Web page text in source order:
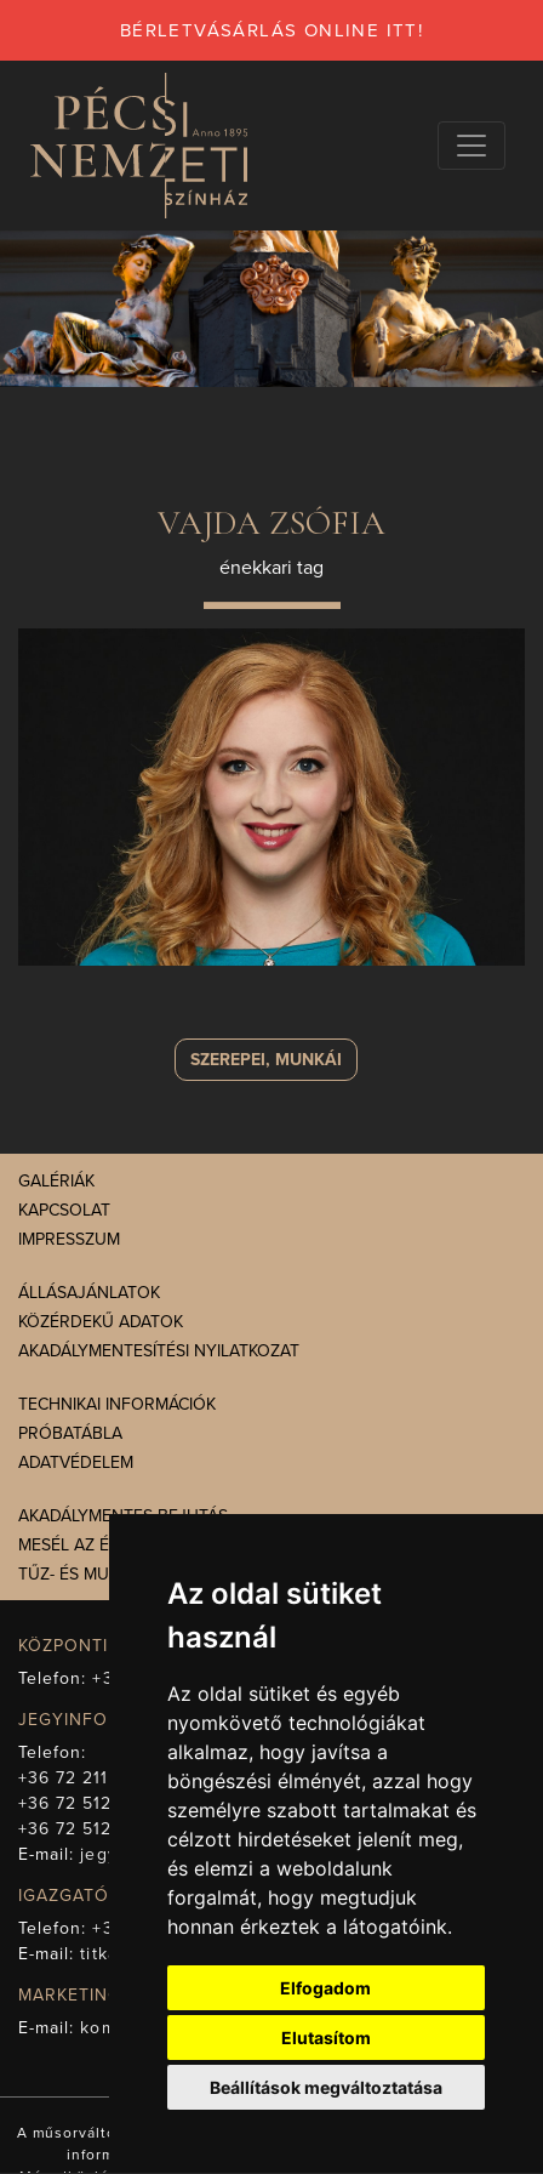
Az oldal sütiket
használ
Az oldal sütiket és egyéb
nyomkövető technológiákat
alkalmaz, hogy javítsa a
böngészési élményét, azzal hogy
személyre szabott tartalmakat és
célzott hirdetéseket jelenít meg,
és elemzi a weboldalunk
forgalmát, hogy megtudjuk
honnan érkeztek a látogatóink.
Elfogadom
Elutasítom
Beállítások megváltoztatása
BÉRLETVÁSÁRLÁS ONLINE ITT!
VAJDA ZSÓFIA
énekkari tag
SZEREPEI, MUNKÁI
GALÉRIÁK
KAPCSOLAT
IMPRESSZUM
ÁLLÁSAJÁNLATOK
KÖZÉRDEKŰ ADATOK
AKADÁLYMENTESÍTÉSI NYILATKOZAT
TECHNIKAI INFORMÁCIÓK
PRÓBATÁBLA
ADATVÉDELEM
AKADÁLYMENTES BEJUTÁS
MESÉL AZ ÉPÜLET
TŰZ- ÉS MUNKAVÉDELEM
KÖZPONTI ELÉRHETŐSÉG, TELEFONKÖZPONT
Telefon:+36 72 512-660
JEGYINFORMÁCIÓ
Telefon:
+36 72 211-965
+36 72 512-669
+36 72 512-675
E-mail: jegy@pnsz.hu
IGAZGATÓSÁG, TITKÁRSÁG
Telefon:+36 72 512-671
E-mail:titkarsag@pnsz.hu
MARKETING, SAJTÓ, KOMMUNIKÁCIÓ
E-mail: kommunikacio@pnsz.hu
A műsorváltozás jogát fenntartjuk! A honlapon található valamennyi
információ a Pécsi Nemzeti Színház tulajdonát képezi.